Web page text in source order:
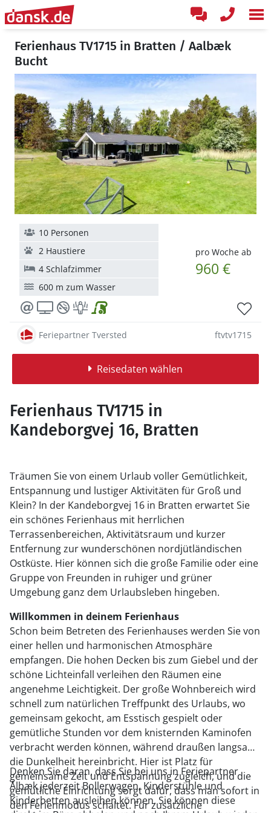
Ferienhaus TV1715 in Bratten / Aalbæk
Bucht
pro Woche ab
960 €
10 Personen
2 Haustiere
4 Schlafzimmer
600 m zum Wasser
Feriepartner Tversted ftvtv1715
Reisedaten wählen
Ferienhaus TV1715 in
Kandeborgvej 16, Bratten
Träumen Sie von einem Urlaub voller Gemütlichkeit,
Entspannung und lustiger Aktivitäten für Groß und
Klein? In der Kandeborgvej 16 in Bratten erwartet Sie
ein schönes Ferienhaus mit herrlichen
Terrassenbereichen, Aktivitätsraum und kurzer
Entfernung zur wunderschönen nordjütländischen
Ostküste. Hier können sich die große Familie oder eine
Gruppe von Freunden in ruhiger und grüner
Umgebung ganz dem Urlaubsleben hingeben.
Willkommen in deinem Ferienhaus
Schon beim Betreten des Ferienhauses werden Sie von
einer hellen und harmonischen Atmosphäre
empfangen. Die hohen Decken bis zum Giebel und der
schöne Lichteinfall verleihen den Räumen eine
angenehme Leichtigkeit. Der große Wohnbereich wird
schnell zum natürlichen Treffpunkt des Urlaubs, wo
gemeinsam gekocht, am Esstisch gespielt oder
gemütliche Stunden vor dem knisternden Kaminofen
verbracht werden können, während draußen langsam
die Dunkelheit hereinbricht. Hier ist Platz für
gemeinsame Zeit und Entspannung zugleich, und die
gemütliche Einrichtung sorgt dafür, dass man sofort in
den Ferienmodus schaltet. Für zusätzliche
Denken Sie daran, dass Sie bei uns in Feriepartner
Ålbæk jederzeit Bollerwagen, Kinderstühle und
Kinderbetten ausleihen können. Sie können diese